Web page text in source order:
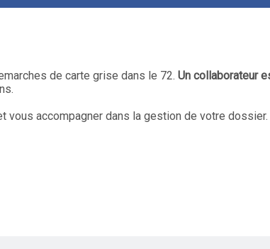
de carte grise dans le 72.Un collaborateur
vous accompagner dans la gestion de votre dossier.